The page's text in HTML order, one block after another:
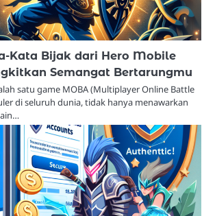
Kata Bijak dari Hero Mobile
Semangat Bertarungmu
satu game MOBA (Multiplayer Online Battle
di seluruh dunia, tidak hanya menawarkan